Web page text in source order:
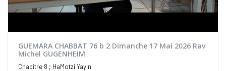
GUEMARA CHABBAT 76 b 2 Dimanche 17 Mai 2026 Rav
Michel GUGENHEIM
Chapitre 8 ; HaMotzi Yayin